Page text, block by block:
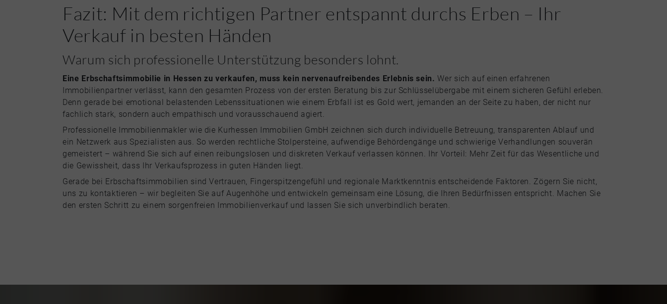
Fazit: Mit dem richtigen Partner entspannt durchs Erben – Ihr
Verkauf in besten Händen
Warum sich professionelle Unterstützung besonders lohnt.
Eine Erbschaftsimmobilie in Hessen zu verkaufen, muss kein nervenaufreibendes Erlebnis sein. Wer sich auf einen erfahrenen
Immobilienpartner verlässt, kann den gesamten Prozess von der ersten Beratung bis zur Schlüsselübergabe mit einem sicheren Gefühl erleben.
Denn gerade bei emotional belastenden Lebenssituationen wie einem Erbfall ist es Gold wert, jemanden an der Seite zu haben, der nicht nur
fachlich stark, sondern auch empathisch und vorausschauend agiert.
Professionelle Immobilienmakler wie die Kurhessen Immobilien GmbH zeichnen sich durch individuelle Betreuung, transparenten Ablauf und
ein Netzwerk aus Spezialisten aus. So werden rechtliche Stolpersteine, aufwendige Behördengänge und schwierige Verhandlungen souverän
gemeistert – während Sie sich auf einen reibungslosen und diskreten Verkauf verlassen können. Ihr Vorteil: Mehr Zeit für das Wesentliche und
die Gewissheit, dass Ihr Verkaufsprozess in guten Händen liegt.
Gerade bei Erbschaftsimmobilien sind Vertrauen, Fingerspitzengefühl und regionale Marktkenntnis entscheidende Faktoren. Zögern Sie nicht,
uns zu kontaktieren – wir begleiten Sie auf Augenhöhe und entwickeln gemeinsam eine Lösung, die Ihren Bedürfnissen entspricht. Machen Sie
den ersten Schritt zu einem sorgenfreien Immobilienverkauf und lassen Sie sich unverbindlich beraten.